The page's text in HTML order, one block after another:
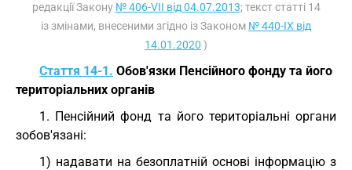
редакції Закону № 406-VII від 04.07.2013; текст статті 14
із змінами, внесеними згідно із Законом № 440-IX від
14.01.2020 )
Стаття 14-1. Обов'язки Пенсійного фонду та його
територіальних органів
1. Пенсійний фонд та його територіальні органи
зобов'язані:
1) надавати на безоплатній основі інформацію з